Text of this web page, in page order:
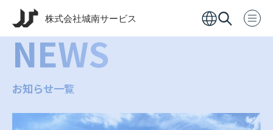
NEWS
お知らせ一覧